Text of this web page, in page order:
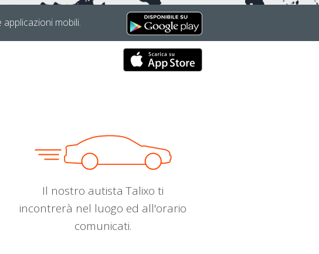
mobili.
Il nostro autista Talixo ti
incontrerà nel luogo ed all'orario
comunicati.